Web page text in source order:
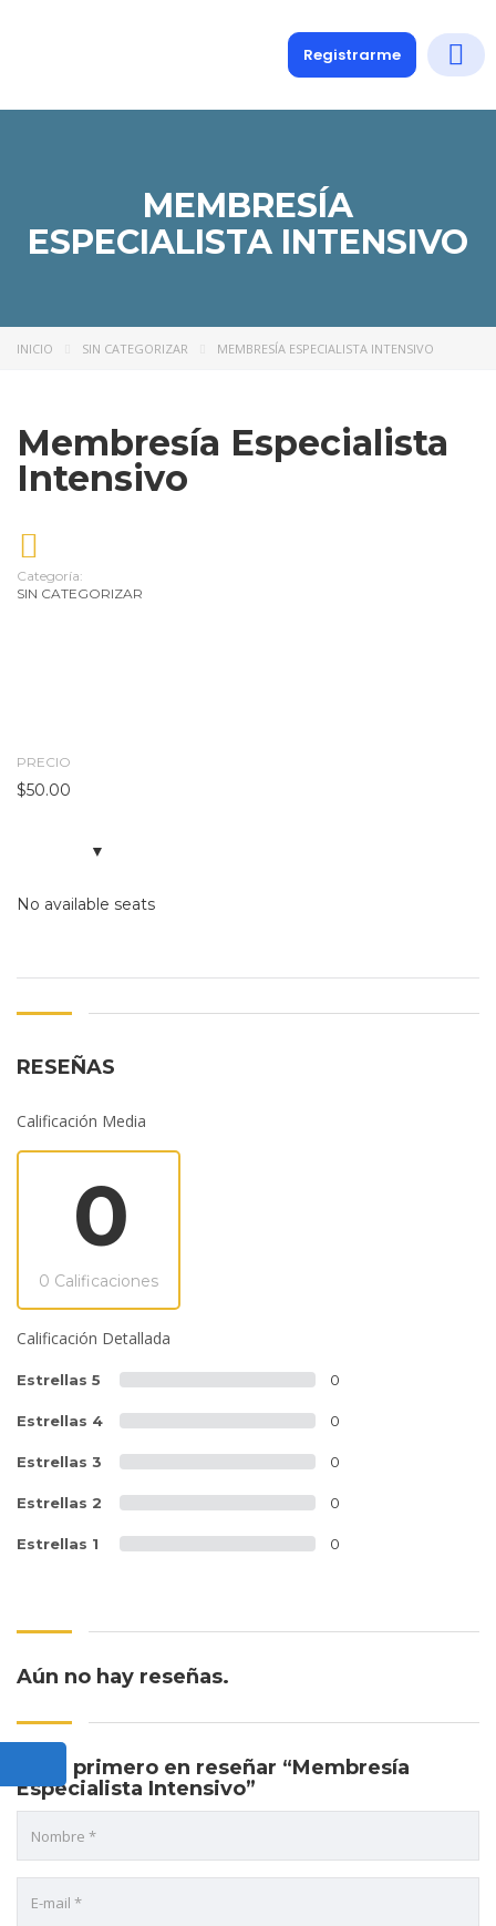
Registrarme
MEMBRESÍA
ESPECIALISTA INTENSIVO
INICIO SIN CATEGORIZAR MEMBRESÍA ESPECIALISTA INTENSIVO
Membresía Especialista
Intensivo
Categoría:
SIN CATEGORIZAR
PRECIO
$50.00
No available seats
RESEÑAS
Calificación Media
0
0 Calificaciones
Calificación Detallada
Estrellas 5 0
Estrellas 4 0
Estrellas 3 0
Estrellas 2 0
Estrellas 1 0
Aún no hay reseñas.
Sé el primero en reseñar “Membresía
Especialista Intensivo”